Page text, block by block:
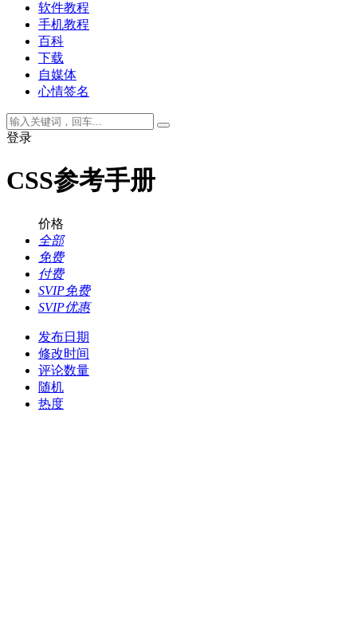
软件教程
手机教程
百科
下载
自媒体
心情签名
登录
CSS参考手册
价格
全部
免费
付费
SVIP免费
SVIP优惠
发布日期
修改时间
评论数量
随机
热度